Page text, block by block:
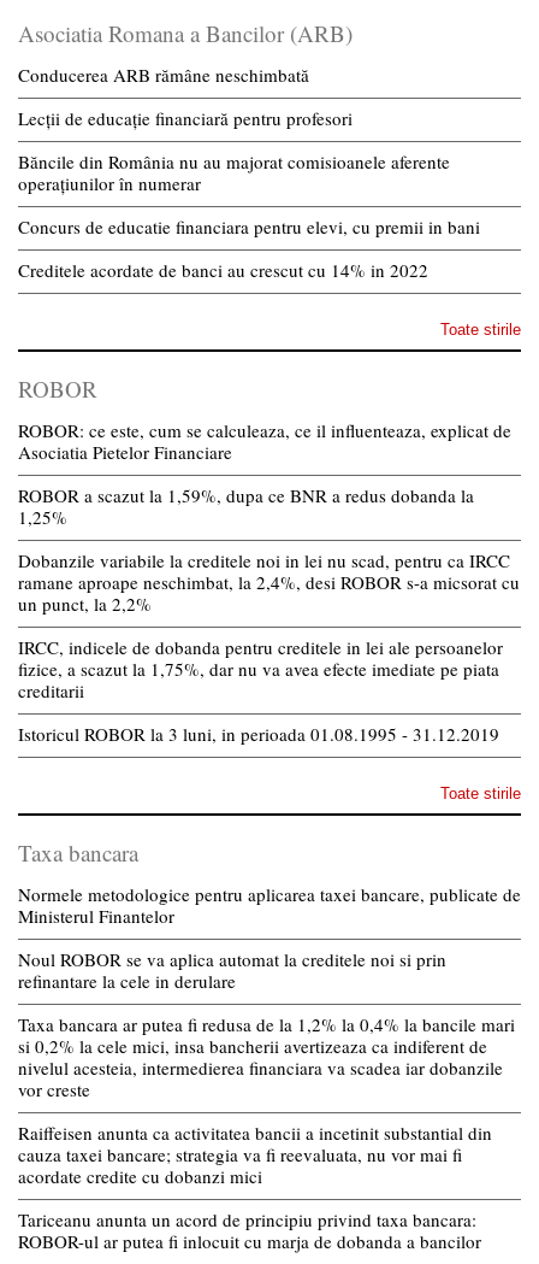
Asociatia Romana a Bancilor (ARB)
Conducerea ARB rămâne neschimbată
Lecții de educație financiară pentru profesori
Băncile din România nu au majorat comisioanele aferente
operațiunilor în numerar
Concurs de educatie financiara pentru elevi, cu premii in bani
Creditele acordate de banci au crescut cu 14% in 2022
Toate stirile
ROBOR
ROBOR: ce este, cum se calculeaza, ce il influenteaza, explicat de
Asociatia Pietelor Financiare
ROBOR a scazut la 1,59%, dupa ce BNR a redus dobanda la
1,25%
Dobanzile variabile la creditele noi in lei nu scad, pentru ca IRCC
ramane aproape neschimbat, la 2,4%, desi ROBOR s-a micsorat cu
un punct, la 2,2%
IRCC, indicele de dobanda pentru creditele in lei ale persoanelor
fizice, a scazut la 1,75%, dar nu va avea efecte imediate pe piata
creditarii
Istoricul ROBOR la 3 luni, in perioada 01.08.1995 - 31.12.2019
Toate stirile
Taxa bancara
Normele metodologice pentru aplicarea taxei bancare, publicate de
Ministerul Finantelor
Noul ROBOR se va aplica automat la creditele noi si prin
refinantare la cele in derulare
Taxa bancara ar putea fi redusa de la 1,2% la 0,4% la bancile mari
si 0,2% la cele mici, insa bancherii avertizeaza ca indiferent de
nivelul acesteia, intermedierea financiara va scadea iar dobanzile
vor creste
Raiffeisen anunta ca activitatea bancii a incetinit substantial din
cauza taxei bancare; strategia va fi reevaluata, nu vor mai fi
acordate credite cu dobanzi mici
Tariceanu anunta un acord de principiu privind taxa bancara:
ROBOR-ul ar putea fi inlocuit cu marja de dobanda a bancilor